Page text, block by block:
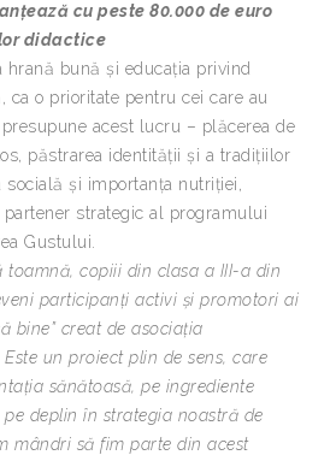
cu peste 80.000 de euro
didactice
hrană bună și educația privind
ca o prioritate pentru cei care au
acest lucru – plăcerea de
păstrarea identității și a tradițiilor
socială și importanța nutriției,
partener strategic al programului
Gustului.
toamnă, copiii din clasa a III-a din
participanți activi și promotori ai
bine” creat de asociația
un proiect plin de sens, care
sănătoasă, pe ingrediente
pe deplin în strategia noastră de
mândri să fim parte din acest